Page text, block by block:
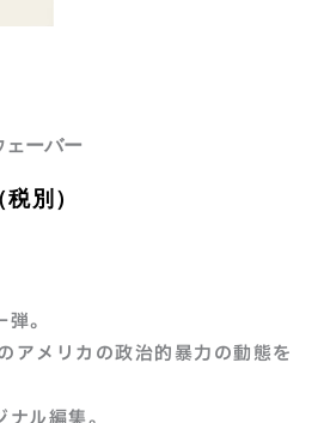
ェーバー
税別）
。
アメリカの政治的暴力の動態を